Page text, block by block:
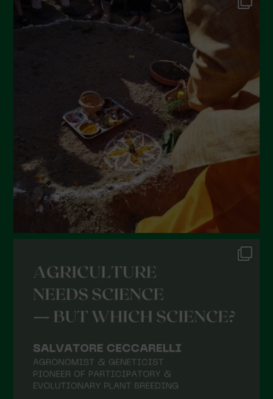
Settembre 2022
Aprile 2022
Febbraio 2022
Gennaio 2022
Dicembre 2021
Novembre 2021
Settembre 2021
Agosto 2021
Luglio 2021
Aprile 2021